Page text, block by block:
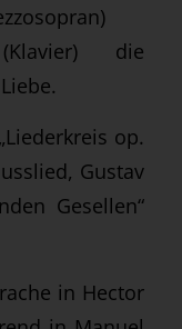
die
op.
Gustav
Gesellen“
in Hector